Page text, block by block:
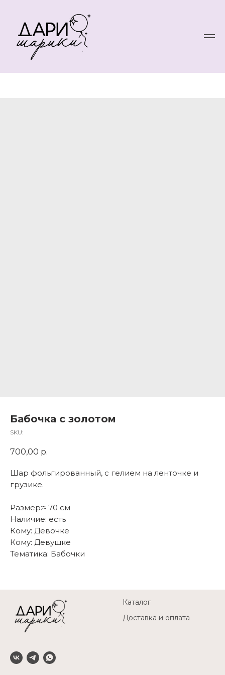
Бабочка c золотом
SKU:
700,00 р.
Шар фольгированный, с гелием на ленточке и
грузике.
Размер:≈ 70 см
Наличие: есть
Кому: Девочке
Кому: Девушке
Тематика: Бабочки
Каталог
Доставка и оплата